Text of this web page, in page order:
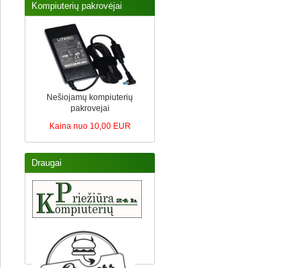
Kompiuterių pakrovėjai
Nešiojamų kompiuterių
pakrovejai
Kaina nuo 10,00 EUR
Draugai